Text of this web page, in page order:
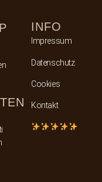
INFO
Impressum
Datenschutz
Cookies
Kontakt